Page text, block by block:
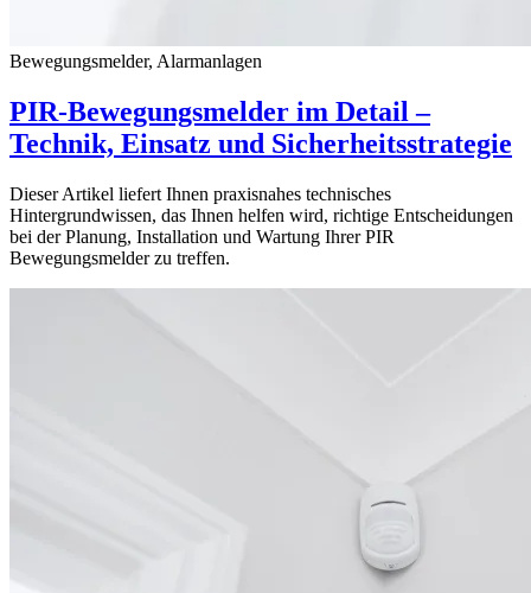
Bewegungsmelder, Alarmanlagen
PIR-Bewegungsmelder im Detail –
Technik, Einsatz und Sicherheitsstrategie
Dieser Artikel liefert Ihnen praxisnahes technisches
Hintergrundwissen, das Ihnen helfen wird, richtige Entscheidungen
bei der Planung, Installation und Wartung Ihrer PIR
Bewegungsmelder zu treffen.